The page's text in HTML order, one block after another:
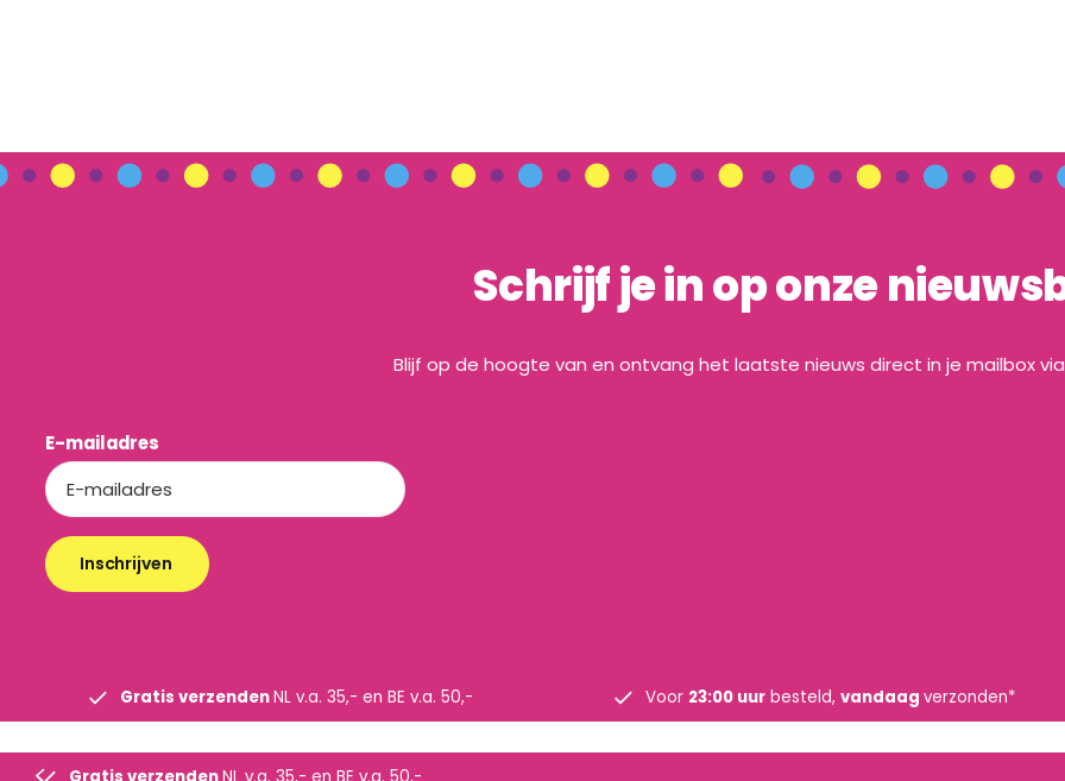
Schrijf je in op onze
Blijf op de hoogte van en ontvang het laatste nieuws direct in je mailbox
E-mailadres
Inschrijven
Gratis verzendenNL v.a. 35,- en BE v.a. 50,- Voor 23:00 uurbesteld, vandaag verzonden*